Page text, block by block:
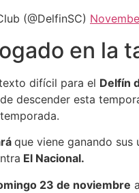
(@DelfinSC)
en la
difícil para el Delfín
descender esta
que viene ganando
El Nacional.
23 de noviembre